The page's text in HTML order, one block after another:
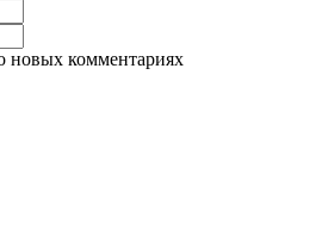
новых комментариях